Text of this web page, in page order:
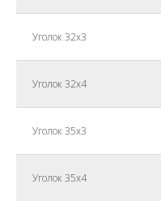
Уголок 32х3
Уголок 32х4
Уголок 35х3
Уголок 35х4